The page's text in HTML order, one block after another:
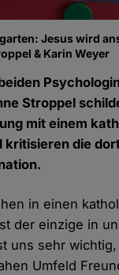
Jesus wird
& Karin Weyer
Stroppel
mit einem
kritisieren die
in einen
der einzige in
uns sehr
Umfeld